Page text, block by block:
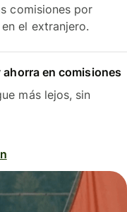
comisiones por
el extranjero.
en comisiones
más lejos, sin